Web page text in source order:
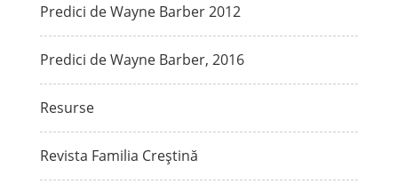
Predici de Wayne Barber 2012
Predici de Wayne Barber, 2016
Resurse
Revista Familia Creștină